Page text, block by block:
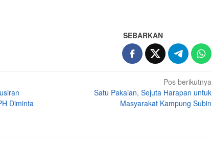
SEBARKAN
Diminta
Pos berikutnya
Satu Pakaian, Sejuta Harapan untuk
Masyarakat Kampung Subin